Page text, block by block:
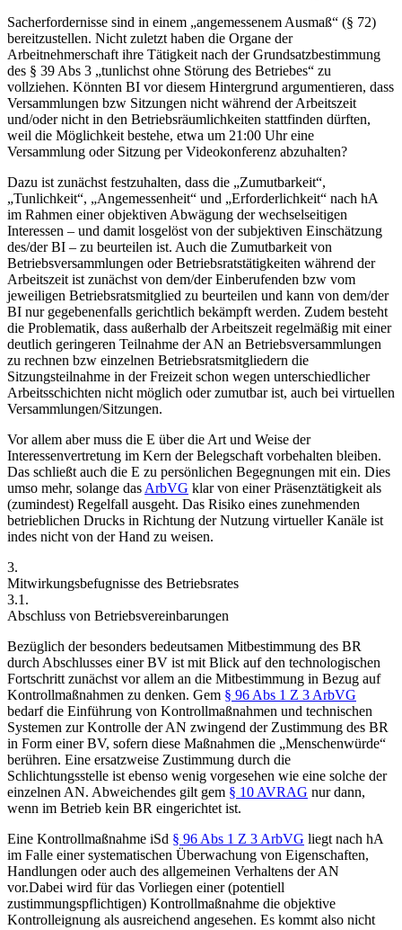
Sacherfordernisse sind in einem „angemessenem Ausmaß“ (§ 72)
bereitzustellen. Nicht zuletzt haben die Organe der
Arbeitnehmerschaft ihre Tätigkeit nach der Grundsatzbestimmung
des § 39 Abs 3 „tunlichst ohne Störung des Betriebes“ zu
vollziehen. Könnten BI vor diesem Hintergrund argumentieren, dass
Versammlungen bzw Sitzungen nicht während der Arbeitszeit
und/oder nicht in den Betriebsräumlichkeiten stattfinden dürften,
weil die Möglichkeit bestehe, etwa um 21:00 Uhr eine
Versammlung oder Sitzung per Videokonferenz abzuhalten?
Dazu ist zunächst festzuhalten, dass die „Zumutbarkeit“,
„Tunlichkeit“, „Angemessenheit“ und „Erforderlichkeit“ nach hA
im Rahmen einer objektiven Abwägung der wechselseitigen
Interessen – und damit losgelöst von der subjektiven Einschätzung
des/der BI – zu beurteilen ist. Auch die Zumutbarkeit von
Betriebsversammlungen oder Betriebsratstätigkeiten während der
Arbeitszeit ist zunächst von dem/der Einberufenden bzw vom
jeweiligen Betriebsratsmitglied zu beurteilen und kann von dem/der
BI nur gegebenenfalls gerichtlich bekämpft werden. Zudem besteht
die Problematik, dass außerhalb der Arbeitszeit regelmäßig mit einer
deutlich geringeren Teilnahme der AN an Betriebsversammlungen
zu rechnen bzw einzelnen Betriebsratsmitgliedern die
Sitzungsteilnahme in der Freizeit schon wegen unterschiedlicher
Arbeitsschichten nicht möglich oder zumutbar ist, auch bei virtuellen
Versammlungen/Sitzungen.
Vor allem aber muss die E über die Art und Weise der
Interessenvertretung im Kern der Belegschaft vorbehalten bleiben.
Das schließt auch die E zu persönlichen Begegnungen mit ein. Dies
umso mehr, solange das ArbVG klar von einer Präsenztätigkeit als
(zumindest) Regelfall ausgeht. Das Risiko eines zunehmenden
betrieblichen Drucks in Richtung der Nutzung virtueller Kanäle ist
indes nicht von der Hand zu weisen.
3.
Mitwirkungsbefugnisse des Betriebsrates
3.1.
Abschluss von Betriebsvereinbarungen
Bezüglich der besonders bedeutsamen Mitbestimmung des BR
durch Abschlusses einer BV ist mit Blick auf den technologischen
Fortschritt zunächst vor allem an die Mitbestimmung in Bezug auf
Kontrollmaßnahmen zu denken. Gem § 96 Abs 1 Z 3 ArbVG
bedarf die Einführung von Kontrollmaßnahmen und technischen
Systemen zur Kontrolle der AN zwingend der Zustimmung des BR
in Form einer BV, sofern diese Maßnahmen die „Menschenwürde“
berühren. Eine ersatzweise Zustimmung durch die
Schlichtungsstelle ist ebenso wenig vorgesehen wie eine solche der
einzelnen AN. Abweichendes gilt gem § 10 AVRAG nur dann,
wenn im Betrieb kein BR eingerichtet ist.
Eine Kontrollmaßnahme iSd § 96 Abs 1 Z 3 ArbVG liegt nach hA
im Falle einer systematischen Überwachung von Eigenschaften,
Handlungen oder auch des allgemeinen Verhaltens der AN
vor.Dabei wird für das Vorliegen einer (potentiell
zustimmungspflichtigen) Kontrollmaßnahme die objektive
Kontrolleignung als ausreichend angesehen. Es kommt also nicht